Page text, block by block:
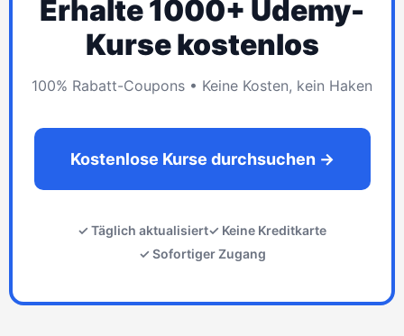
Erhalte 1000+ Udemy-
Kurse kostenlos
100% Rabatt-Coupons • Keine Kosten, kein Haken
Kostenlose Kurse durchsuchen →
✓ Täglich aktualisiert✓ Keine Kreditkarte
✓ Sofortiger Zugang